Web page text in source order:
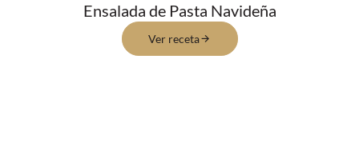
Ensalada de Pasta Navideña
Ver receta